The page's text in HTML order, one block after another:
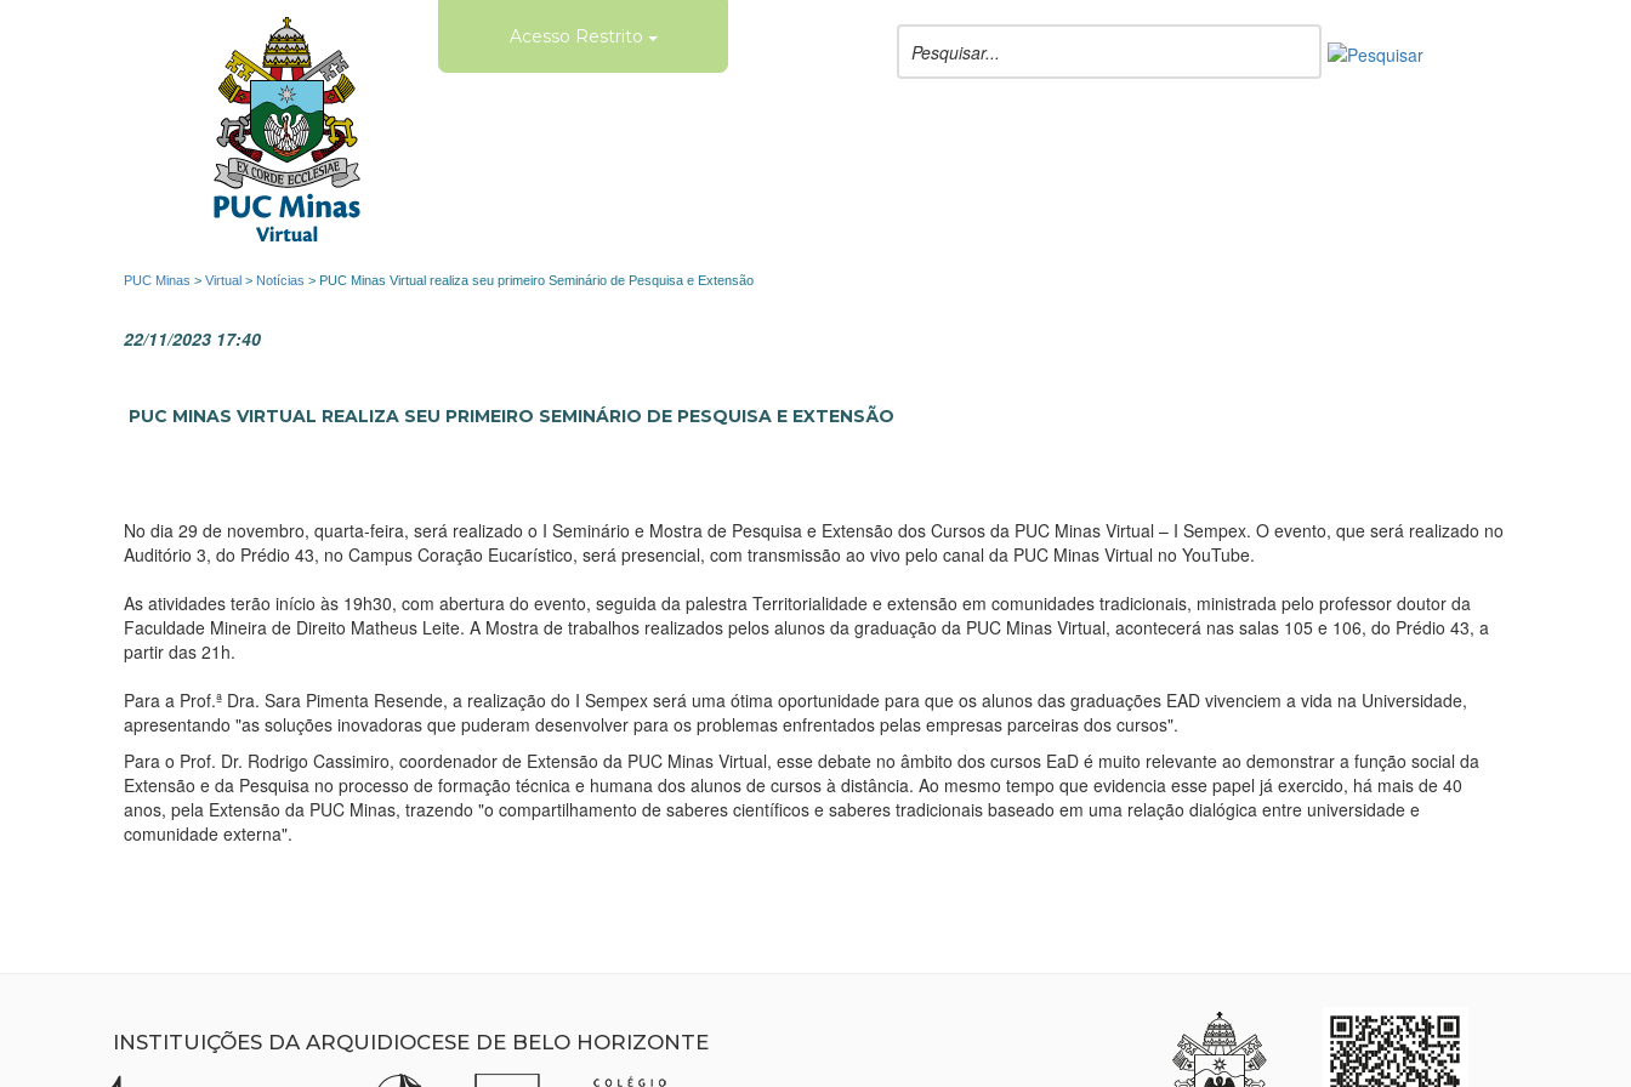
Acesso Restrito
PUC Minas > Virtual > Notícias > PUC Minas Virtual realiza seu primeiro Seminário de Pesquisa e Extensão
22/11/2023 17:40
PUC MINAS VIRTUAL REALIZA SEU PRIMEIRO SEMINÁRIO DE PESQUISA E EXTENSÃO
No dia 29 de novembro, quarta-feira, será realizado o I Seminário e Mostra de Pesquisa e Extensão dos Cursos da PUC Minas Virtual – I Sempex. O evento, que será realizado no
Auditório 3, do Prédio 43, no Campus Coração Eucarístico, será presencial, com transmissão ao vivo pelo canal da PUC Minas Virtual no YouTube.
As atividades terão início às 19h30, com abertura do evento, seguida da palestra Territorialidade e extensão em comunidades tradicionais, ministrada pelo professor doutor da
Faculdade Mineira de Direito Matheus Leite. A Mostra de trabalhos realizados pelos alunos da graduação da PUC Minas Virtual, acontecerá nas salas 105 e 106, do Prédio 43, a
partir das 21h.
Para a Prof.ª Dra. Sara Pimenta Resende, a realização do I Sempex será uma ótima oportunidade para que os alunos das graduações EAD vivenciem a vida na Universidade,
apresentando "as soluções inovadoras que puderam desenvolver para os problemas enfrentados pelas empresas parceiras dos cursos".
Para o Prof. Dr. Rodrigo Cassimiro, coordenador de Extensão da PUC Minas Virtual, esse debate no âmbito dos cursos EaD é muito relevante ao demonstrar a função social da
Extensão e da Pesquisa no processo de formação técnica e humana dos alunos de cursos à distância. Ao mesmo tempo que evidencia esse papel já exercido, há mais de 40
anos, pela Extensão da PUC Minas, trazendo "o compartilhamento de saberes científicos e saberes tradicionais baseado em uma relação dialógica entre universidade e
comunidade externa".
INSTITUIÇÕES DA ARQUIDIOCESE DE BELO HORIZONTE